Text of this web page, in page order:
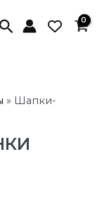
» Шапки-